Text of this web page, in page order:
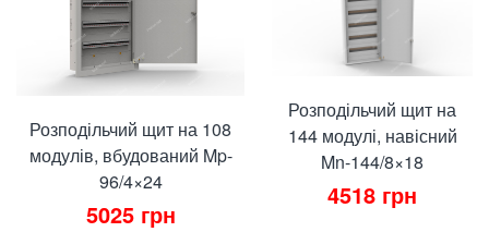
Розподільчий щит на 108
модулів, вбудований Mp-
96/4×24
5025 грн
Розподільчий щит на
144 модулі, навісний
Mn-144/8×18
4518 грн